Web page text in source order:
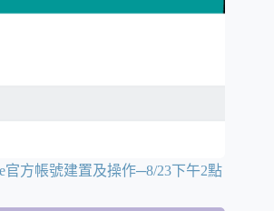
方帳號建置及操作─8/23下午2點